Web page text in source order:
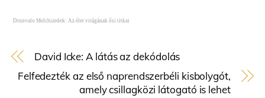
Drunvalo Melchizedek: Az élet virágának ősi titkai
David Icke: A látás az dekódolás
Felfedezték az első naprendszerbéli kisbolygót,
amely csillagközi látogató is lehet